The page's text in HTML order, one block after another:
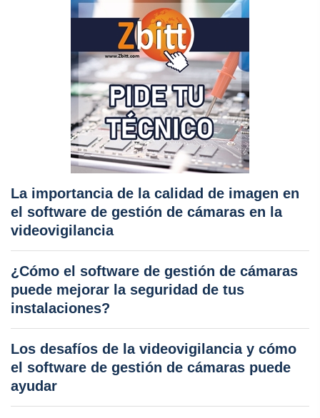
La importancia de la calidad de imagen en
el software de gestión de cámaras en la
videovigilancia
¿Cómo el software de gestión de cámaras
puede mejorar la seguridad de tus
instalaciones?
Los desafíos de la videovigilancia y cómo
el software de gestión de cámaras puede
ayudar